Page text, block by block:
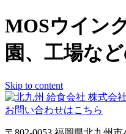
MOSウイン
園、工場な
Skip to content
お問い合わせはこちら